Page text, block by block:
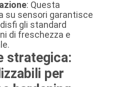
: Questa
su sensori garantisce
gli standard
di freschezza e
strategica:
per